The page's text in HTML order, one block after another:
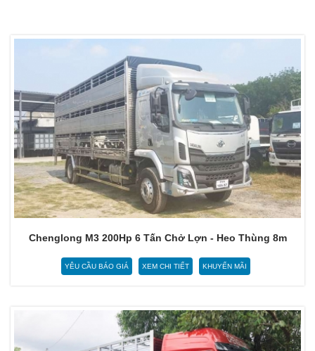
Chenglong M3 200Hp 6 Tấn Chở Lợn - Heo Thùng 8m
YÊU CẦU BÁO GIÁ XEM CHI TIẾT KHUYẾN MÃI